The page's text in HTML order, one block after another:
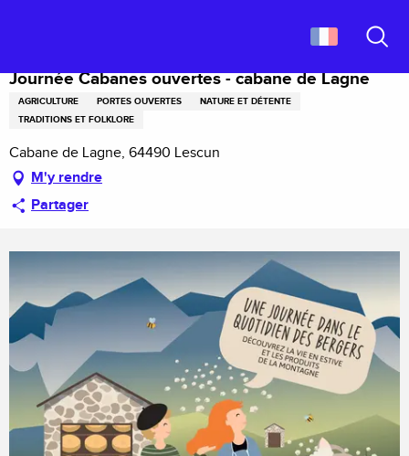
principal
Journée Cabanes ouvertes - cabane de Lagne
AGRICULTURE PORTES OUVERTES
NATURE ET DÉTENTE
TRADITIONS ET FOLKLORE
Cabane de Lagne, 64490 Lescun
M'y rendre
Partager